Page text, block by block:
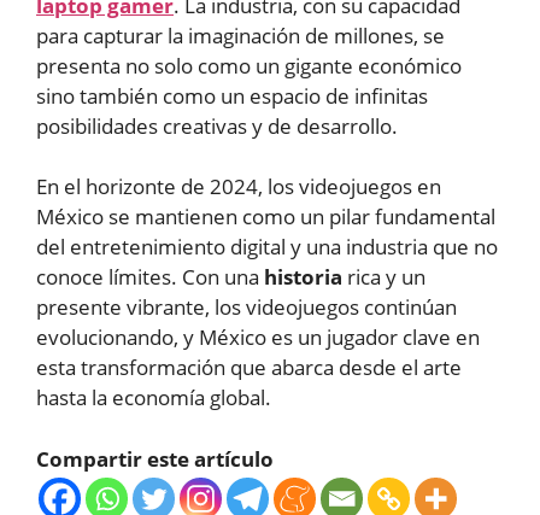
para capturar la imaginación de millones, se
presenta no solo como un gigante económico
sino también como un espacio de infinitas
posibilidades creativas y de desarrollo.
En el horizonte de 2024, los videojuegos en
México se mantienen como un pilar fundamental
del entretenimiento digital y una industria que no
conoce límites. Con una historia rica y un
presente vibrante, los videojuegos continúan
evolucionando, y México es un jugador clave en
esta transformación que abarca desde el arte
hasta la economía global.
Compartir este artículo